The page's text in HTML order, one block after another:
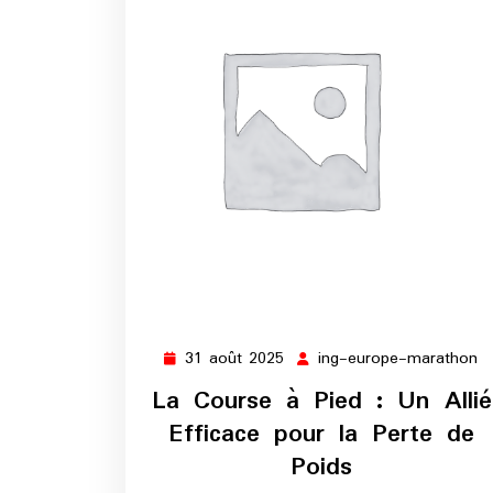
31 août 2025 31
août
2025
ing-europe-marathon
La Course à Pied : Un Allié
Efficace pour la Perte de
Poids